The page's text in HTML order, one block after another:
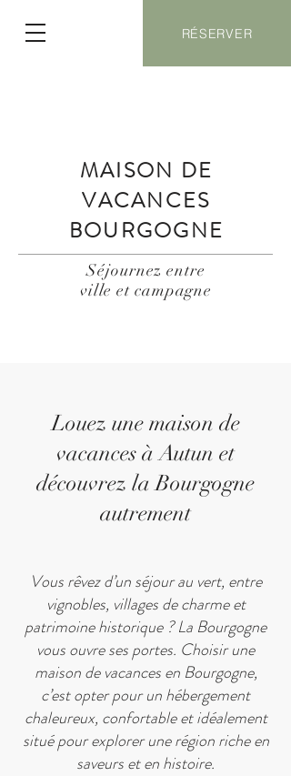
RÉSERVER
MAISON DE
VACANCES
BOURGOGNE
Séjournez entre
ville et campagne
Louez une maison de
vacances à Autun et
découvrez la Bourgogne
autrement
Vous rêvez d’un séjour au vert, entre
vignobles, villages de charme et
patrimoine historique ? La Bourgogne
vous ouvre ses portes. Choisir une
maison de vacances en Bourgogne,
c’est opter pour un hébergement
chaleureux, confortable et idéalement
situé pour explorer une région riche en
saveurs et en histoire.